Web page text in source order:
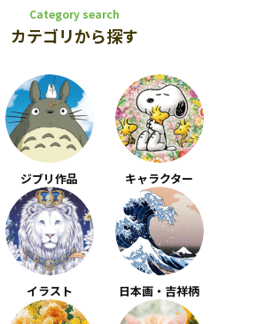
Category search
カテゴリから探す
ジブリ作品 キャラクター
イラスト 日本画・吉祥柄